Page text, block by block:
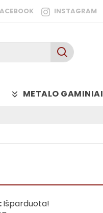
INSTAGRAM
METALO GAMINIAI
Išparduota!